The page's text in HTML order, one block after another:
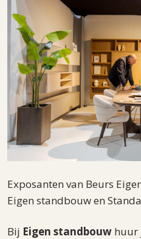
Exposanten van Beurs
Eigen standbouw en
Bij Eigen standbouw huur